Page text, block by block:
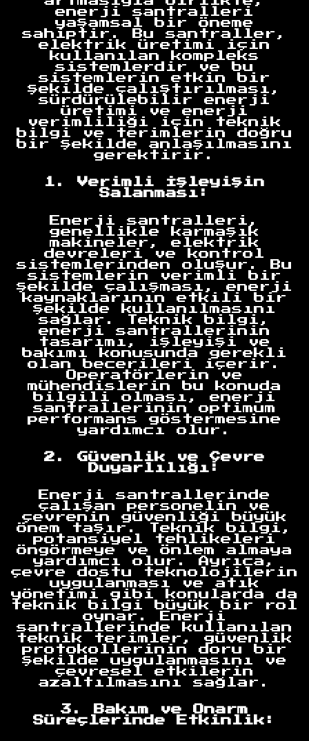
enerji santralleri
yaşamsal bir öneme
sahiptir. Bu santraller,
elektrik üretimi için
kullanılan kompleks
sistemlerdir ve bu
sistemlerin etkin bir
şekilde çalıştırılması,
sürdürülebilir enerji
üretimi ve enerji
verimliliği için teknik
bilgi ve terimlerin doğru
bir şekilde anlaşılmasını
gerektirir.
1. Verimli İşleyişin
Salanması:
Enerji santralleri,
genellikle karmaşık
makineler, elektrik
devreleri ve kontrol
sistemlerinden oluşur. Bu
sistemlerin verimli bir
şekilde çalışması, enerji
kaynaklarının etkili bir
şekilde kullanılmasını
sağlar. Teknik bilgi,
enerji santrallerinin
tasarımı, işleyişi ve
bakımı konusunda gerekli
olan becerileri içerir.
Operatörlerin ve
mühendislerin bu konuda
bilgili olması, enerji
santrallerinin optimum
performans göstermesine
yardımcı olur.
2. Güvenlik ve Çevre
Duyarlılığı:
Enerji santrallerinde
çalışan personelin ve
çevrenin güvenliği büyük
önem taşır. Teknik bilgi,
potansiyel tehlikeleri
öngörmeye ve önlem almaya
yardımcı olur. Ayrıca,
çevre dostu teknolojilerin
uygulanması ve atık
yönetimi gibi konularda da
teknik bilgi büyük bir rol
oynar. Enerji
santrallerinde kullanılan
teknik terimler, güvenlik
protokollerinin doru bir
şekilde uygulanmasını ve
çevresel etkilerin
azaltılmasını sağlar.
3. Bakım ve Onarm
Süreçlerinde Etkinlik: